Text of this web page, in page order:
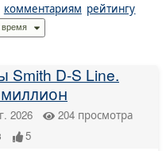
комментариям рейтингу
Smith D-S Line.
2026 204 просмотра
5